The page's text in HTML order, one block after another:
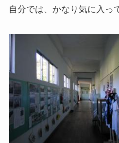
自分では、かなり気に入っ